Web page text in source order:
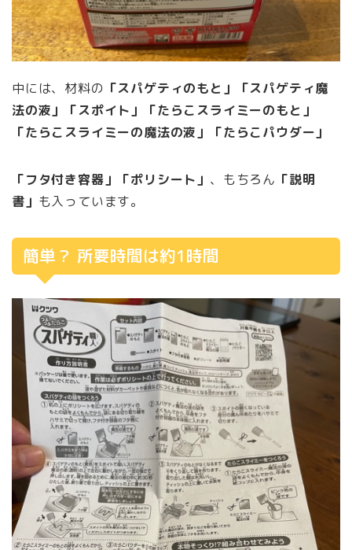
中には、材料の 「スパゲティのもと」「スパゲティ魔
法の液」「スポイト」「たらこスライミーのもと」
「たらこスライミーの魔法の液」「たらこパウダー」
「フタ付き容器」「ポリシート」 、もちろん 「説明
書」 も入っています。
簡単？ 所要時間は約1時間